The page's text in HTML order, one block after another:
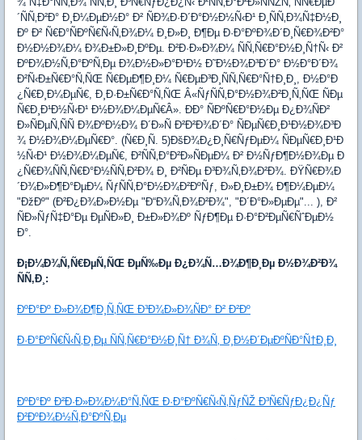
´ÑÑ‚Ð²Ð° Ð¸Ð¼ÐµÐ½Ð° Ð² ÑÐ¾Ð·Ð´Ð°Ð½Ð½Ñ‹Ð¹ Ð¸ÑÑ‚Ð¾Ñ‡Ð½Ð¸
Ðº Ð² Ñ€Ð°ÑÐºÑ€Ñ‹Ñ‚Ð¾Ð¼ Ð¸Ð»Ð¸ Ð¶Ðµ Ð·Ð°ÐºÐ¾Ð´Ð¸Ñ€Ð¾Ð²Ð°
Ð½Ð½Ð¾Ð¼ Ð¾Ð±Ð»Ð¸ÐºÐµ. Ð²Ð·Ð»Ð¾Ð¼ ÑÑ‚Ñ€Ð°Ð½Ð¸Ñ†Ñ‹ Ð²
ÐºÐ¾Ð½Ñ‚Ð°ÐºÑ‚Ðµ Ð¾Ð½Ð»Ð°Ð¹Ð½ Ð˜Ð½Ð¾Ð³Ð´Ð° Ð½Ð°Ð´Ð¾
Ð²Ñ‹Ð±Ñ€Ð°Ñ‚ÑŒ Ñ€ÐµÐ¶Ð¸Ð¼ Ñ€ÐµÐ³Ð¸ÑÑ‚Ñ€Ð°Ñ†Ð¸Ð¸, Ð½Ð°Ð
¿Ñ€Ð¸Ð¼ÐµÑ€, Ð¸Ð·Ð±Ñ€Ð°Ñ‚ÑŒ Â«ÑƒÑÑ‚Ð°Ð½Ð¾Ð²Ð¸Ñ‚ÑŒ ÑÐµ
Ñ€Ð¸Ð¹Ð½Ñ‹Ð¹ Ð½Ð¾Ð¼ÐµÑ€Â». ÐÐ° ÑÐºÑ€Ð°Ð½Ðµ Ð¿Ð¾ÑÐ²
Ð»ÑÐµÑ‚ÑÑ Ð¾ÐºÐ½Ð¾ Ð´Ð»Ñ Ð²Ð²Ð¾Ð´Ð° ÑÐµÑ€Ð¸Ð¹Ð½Ð¾Ð³Ð
¾ Ð½Ð¾Ð¼ÐµÑ€Ð°. (Ñ€Ð¸Ñ. 5)ÐšÐ¾Ð¿Ð¸Ñ€ÑƒÐµÐ¼ ÑÐµÑ€Ð¸Ð¹Ð
½Ñ‹Ð¹ Ð½Ð¾Ð¼ÐµÑ€, Ð²ÑÑ‚Ð°Ð²Ð»ÑÐµÐ¼ Ð² Ð½ÑƒÐ¶Ð½Ð¾Ðµ Ð
¿Ñ€Ð¾ÑÑ‚Ñ€Ð°Ð½ÑÑ‚Ð²Ð¾ Ð¸ Ð²ÑÐµ Ð³Ð¾Ñ‚Ð¾Ð²Ð¾. ÐŸÑ€Ð¾Ð
´Ð¾Ð»Ð¶Ð°ÐµÐ¼ ÑƒÑÑ‚Ð°Ð½Ð¾Ð²ÐºÑƒ, Ð»Ð¸Ð±Ð¾ Ð¶Ð¼ÐµÐ¼
"ÐžÐº" (Ð²Ð¿Ð¾Ð»Ð½Ðµ "Ð“Ð¾Ñ‚Ð¾Ð²Ð¾", "Ð´Ð°Ð»ÐµÐµ"... ), Ð²
ÑÐ»ÑƒÑ‡Ð°Ðµ ÐµÑÐ»Ð¸ Ð±Ð»Ð¾Ðº ÑƒÐ¶Ðµ Ð·Ð°Ð²ÐµÑ€ÑˆÐµÐ½
Ð°.
Ð¡Ð¼Ð¾Ñ‚Ñ€ÐµÑ‚ÑŒ ÐµÑ‰Ðµ Ð¿Ð¾Ñ…Ð¾Ð¶Ð¸Ðµ Ð½Ð¾Ð²Ð¾
ÑÑ‚Ð¸:
ÐºÐ°Ðº Ð»Ð¾Ð¶Ð¸Ñ‚ÑŒ Ð³Ð¾Ð»Ð¾ÑÐ° Ð² Ð²Ðº
Ð·Ð°ÐºÑ€Ñ‹Ñ‚Ð¸Ðµ ÑÑ‚Ñ€Ð°Ð½Ð¸Ñ† Ð¾Ñ‚ Ð¸Ð½Ð´ÐµÐºÑÐ°Ñ†Ð¸Ð¸
ÐºÐ°Ðº Ð²Ð·Ð»Ð¾Ð¼Ð°Ñ‚ÑŒ Ð·Ð°ÐºÑ€Ñ‹Ñ‚ÑƒÑŽ Ð³Ñ€ÑƒÐ¿Ð¿Ñƒ
Ð²ÐºÐ¾Ð½Ñ‚Ð°ÐºÑ‚Ðµ